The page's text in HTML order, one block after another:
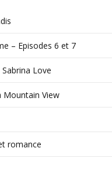
– Episodes 6 et 7
Love
Mountain View
romance